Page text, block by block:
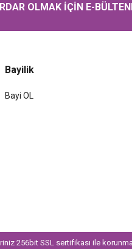
OLMAK İÇİN E-
Bayilik
Bayi OL
256bit SSL sertifikası ile